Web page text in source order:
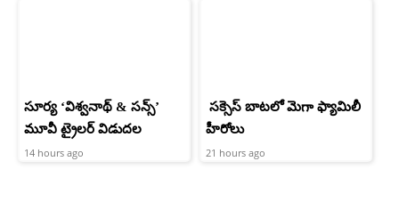
సూర్య ‘విశ్వనాథ్ & సన్స్’
మూవీ ట్రైలర్ విడుదల
14 hours ago
సక్సెస్ బాటలో మెగా ఫ్యామిలీ
హీరోలు
21 hours ago